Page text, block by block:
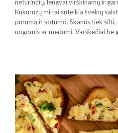
neturinčių, lengvai virškinamų ir
Kukurūzų miltai suteikia švelnų
purumą ir sotumo. Skanūs tiek
uogomis ar medumi. Varškėčiai